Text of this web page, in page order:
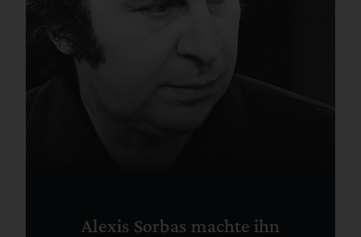
Alexis Sorbas machte ihn